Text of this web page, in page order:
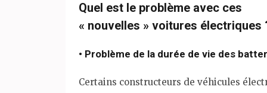
Quel est le problème avec ces
« nouvelles » voitures électriques
• Problème de la durée de vie des
Certains constructeurs de véhicules